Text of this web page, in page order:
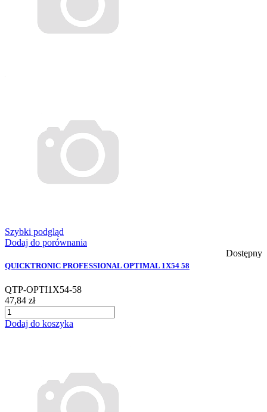
Szybki podgląd
Dodaj do porównania
Dostępny
QUICKTRONIC PROFESSIONAL OPTIMAL 1X54 58
QTP-OPTI1X54-58
47,84 zł
Dodaj do koszyka